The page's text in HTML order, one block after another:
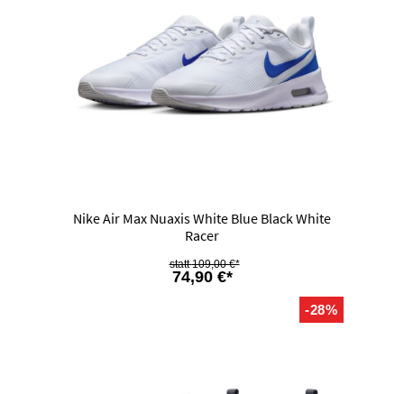
Nike Air Max Nuaxis White Blue Black White
Racer
74,90 €*
109,00 €*
-28%